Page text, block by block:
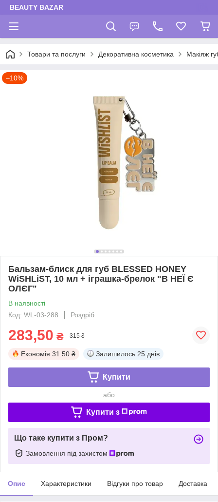
BEAUTY BAZAR
Товари та послуги Декоративна косметика Макіяж
–10%
Бальзам-блиск для губ BLESSED HONEY
WiSHLiST, 10 мл + іграшка-брелок "В НЕЇ Є
ОЛЄГ"
В наявності
Код: WL-03-288
Роздріб
283,50 ₴ 315 ₴
Економія 31.50 ₴ Залишилось 25 днів
Купити
або
Купити з
Що таке купити з Пром?
Замовлення під захистом
Опис Характеристики Відгуки про товар Доставка